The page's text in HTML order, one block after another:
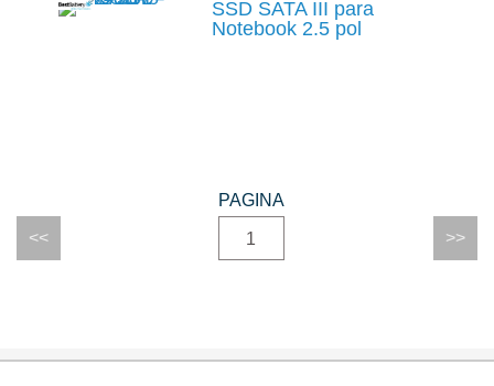
SSD SATA III para
Notebook 2.5 pol
1